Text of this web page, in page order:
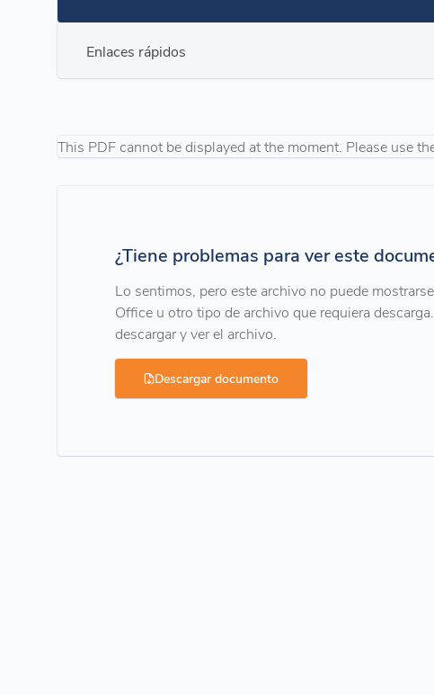
Enlaces rápidos
This PDF cannot be displayed at the moment. Please use
¿Tiene problemas para ver este
Lo sentimos, pero este archivo no puede
Office u otro tipo de archivo que requiera
descargar y ver el archivo.
Descargar documento